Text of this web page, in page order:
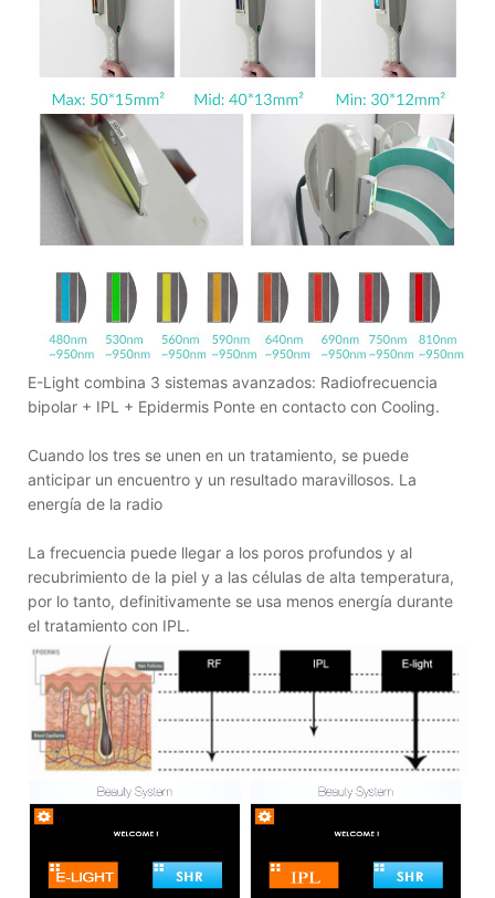
E-Light combina 3 sistemas avanzados: Radiofrecuencia
bipolar + IPL + Epidermis Ponte en contacto con Cooling.
Cuando los tres se unen en un tratamiento, se puede
anticipar un encuentro y un resultado maravillosos. La
energía de la radio
La frecuencia puede llegar a los poros profundos y al
recubrimiento de la piel y a las células de alta temperatura,
por lo tanto, definitivamente se usa menos energía durante
el tratamiento con IPL.